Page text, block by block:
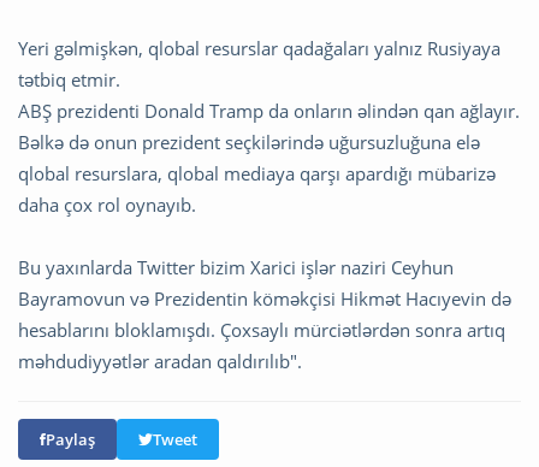
Yeri gəlmişkən, qlobal resurslar qadağaları yalnız Rusiyaya
tətbiq etmir.
ABŞ prezidenti Donald Tramp da onların əlindən qan ağlayır.
Bəlkə də onun prezident seçkilərində uğursuzluğuna elə
qlobal resurslara, qlobal mediaya qarşı apardığı mübarizə
daha çox rol oynayıb.
Bu yaxınlarda Twitter bizim Xarici işlər naziri Ceyhun
Bayramovun və Prezidentin köməkçisi Hikmət Hacıyevin də
hesablarını bloklamışdı. Çoxsaylı mürciətlərdən sonra artıq
məhdudiyyətlər aradan qaldırılıb".
Paylaş Tweet